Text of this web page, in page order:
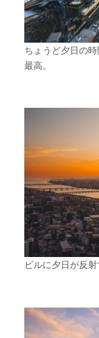
ちょうど夕日の
最高。
ビルに夕日が反射